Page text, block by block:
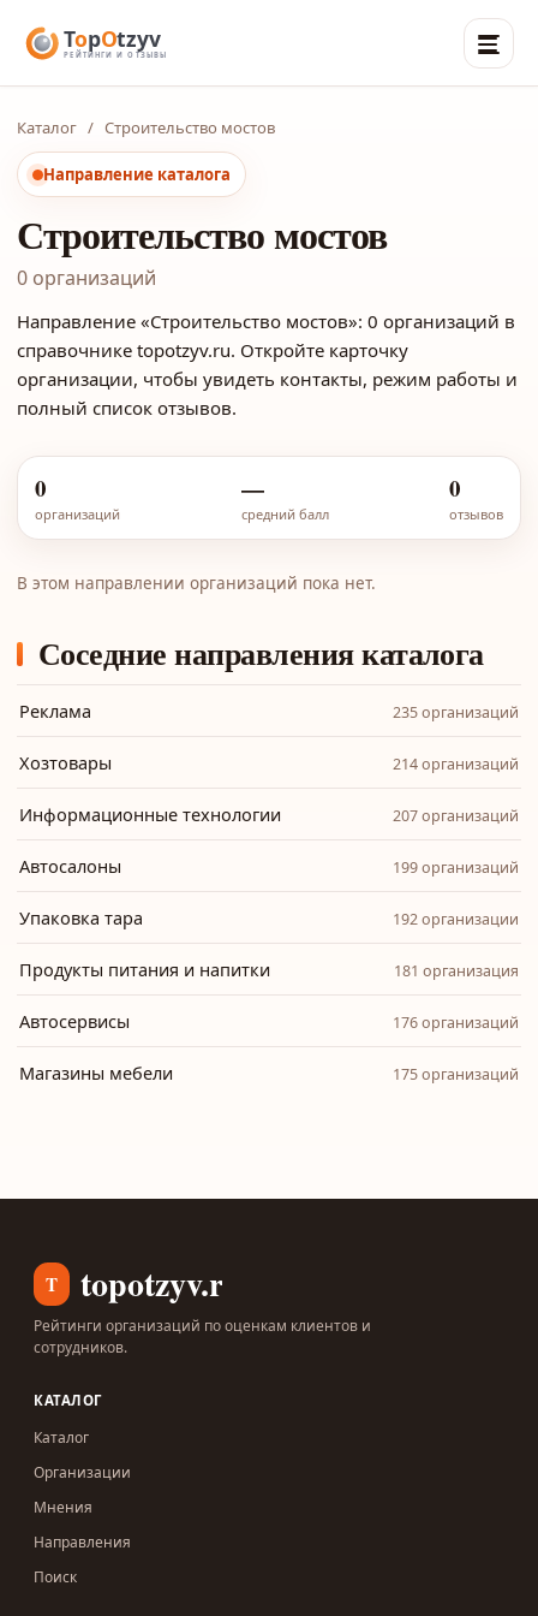
Каталог / Строительство мостов
Направление каталога
Строительство мостов
0 организаций
Направление «Строительство мостов»: 0 организаций в
справочнике topotzyv.ru. Откройте карточку
организации, чтобы увидеть контакты, режим работы и
полный список отзывов.
организаций
0
средний балл
—
отзывов
0
В этом направлении организаций пока нет.
Соседние направления каталога
Реклама 235 организаций
Хозтовары 214 организаций
Информационные технологии 207 организаций
Автосалоны 199 организаций
Упаковка тара 192 организации
Продукты питания и напитки 181 организация
Автосервисы 176 организаций
Магазины мебели 175 организаций
T topotzyv.ru
Рейтинги организаций по оценкам клиентов и
сотрудников.
КАТАЛОГ
Каталог
Организации
Мнения
Направления
Поиск